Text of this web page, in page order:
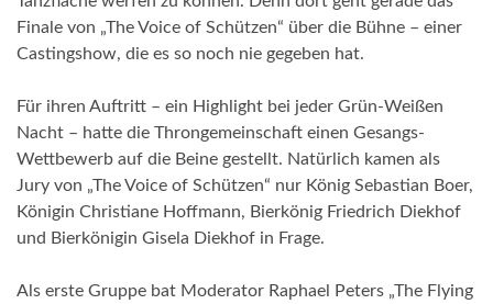
Finale von „The Voice of Schützen“ über die Bühne – einer
Castingshow, die es so noch nie gegeben hat.
Für ihren Auftritt – ein Highlight bei jeder Grün-Weißen
Nacht – hatte die Throngemeinschaft einen Gesangs-
Wettbewerb auf die Beine gestellt. Natürlich kamen als
Jury von „The Voice of Schützen“ nur König Sebastian Boer,
Königin Christiane Hoffmann, Bierkönig Friedrich Diekhof
und Bierkönigin Gisela Diekhof in Frage.
Als erste Gruppe bat Moderator Raphael Peters „The Flying